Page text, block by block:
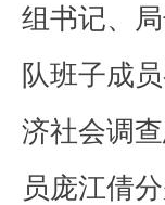
组书记、
队班子成
济社会调
员庞江倩